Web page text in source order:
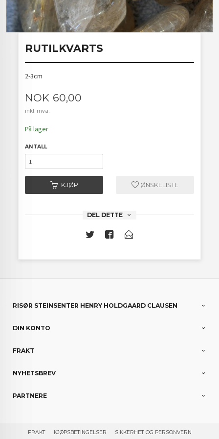
RUTILKVARTS
2-3cm
Pris
NOK 60,00
inkl. mva.
På lager
ANTALL
KJØP ØNSKELISTE
DEL DETTE
RISØR STEINSENTER HENRY HOLDGAARD CLAUSEN
DIN KONTO
FRAKT
NYHETSBREV
PARTNERE
FRAKT KJØPSBETINGELSER SIKKERHET OG PERSONVERN